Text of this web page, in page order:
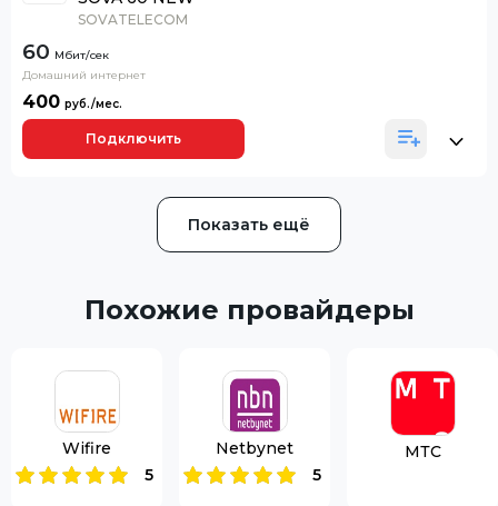
SOVATELECOM
60
Домашний интернет
400
Подключить
Показать ещё
Похожие провайдеры
Wifire
5
Netbynet
5
МТС